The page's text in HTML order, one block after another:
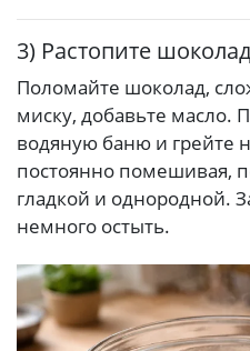
3) Растопите
Поломайте шоколад,
миску, добавьте масло.
водяную баню и грейте
постоянно помешивая,
гладкой и однородной.
немного остыть.